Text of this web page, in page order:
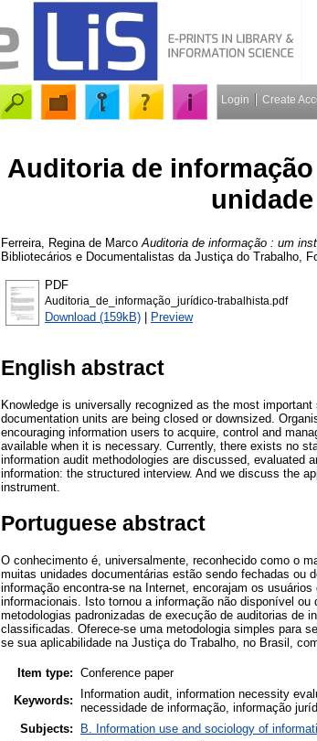
Login Create
Auditoria de
Ferreira, Regina de Marco Auditoria de informação : um
Bibliotecários e Documentalistas da Justiça do Trabalho,
PDF
Auditoria_de_informação_jurídico-trabalhista.pdf
Download (159kB) | Preview
English abstract
Knowledge is universally recognized as the most
documentation units are being closed or downsized.
encouraging information users to acquire, control and
available when it is necessary. Currently, there exists no
information audit methodologies are discussed, evaluated
information: the structured interview. And we discuss the
instrument.
Portuguese abstract
O conhecimento é, universalmente, reconhecido como o
muitas unidades documentárias estão sendo fechadas ou
informação encontra-se na Internet, encorajam os
informacionais. Isto tornou a informação não disponível
metodologias padronizadas de execução de auditorias de
classificadas. Oferece-se uma metodologia simples para
se sua aplicabilidade na Justiça do Trabalho, no Brasil,
Item type: Conference paper
Keywords:
Information audit, information necessity
necessidade de informação, informação
Subjects:
B. Information use and sociology of